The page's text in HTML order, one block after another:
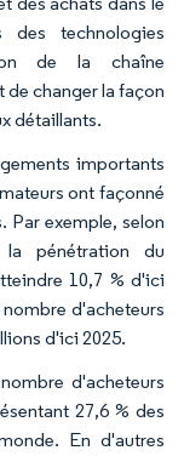
des technologies
de la chaîne
changer la façon
détaillants.
importants
ont façonné
Par exemple, selon
pénétration du
10,7 % d'ici
d'acheteurs
d'ici 2025.
d'acheteurs
27,6 % des
En d'autres